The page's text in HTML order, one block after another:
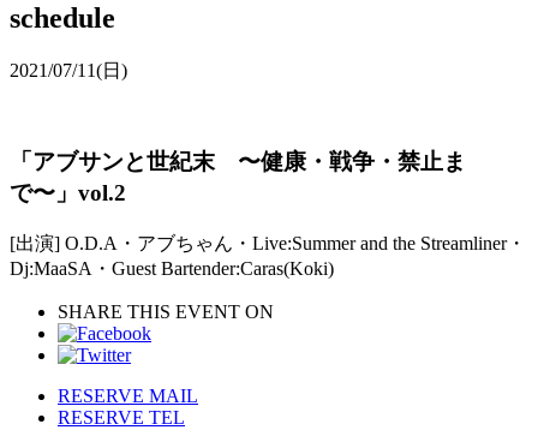
schedule
2021/07/11(日)
「アブサンと世紀末 〜健康・戦争・禁止ま
で〜」vol.2
[出演] O.D.A・アブちゃん・Live:Summer and the Streamliner・
Dj:MaaSA・Guest Bartender:Caras(Koki)
SHARE THIS EVENT ON
RESERVE MAIL
RESERVE TEL